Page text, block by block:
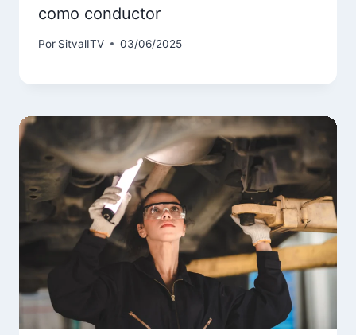
como conductor
Por SitvalITV 03/06/2025